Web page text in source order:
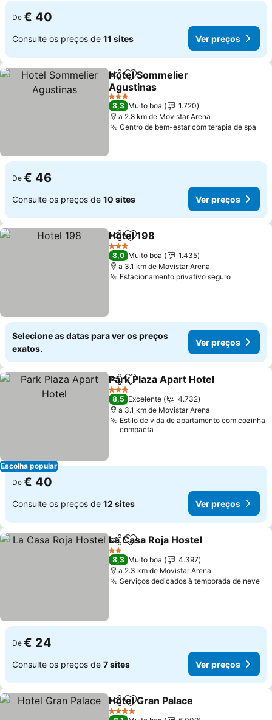
De € 40
Consulte os preços de 11 sites Ver preços
PartilharAdicionar aos favoritos
Hotel Sommelier
Agustinas
Ver preços
3 Estrelas
8,3 Muito boa
1.720
a 2.8 km de Movistar Arena
Centro de bem-estar com terapia de spa
De € 46
Consulte os preços de 10 sites Ver preços
PartilharAdicionar aos favoritos
Hotel 198
3 Estrelas
8,0 Muito boa
1.435
a 3.1 km de Movistar Arena
Estacionamento privativo seguroVer
Selecione as datas para ver os preços
exatos.
Ver preços
Escolha popular
PartilharAdicionar aos favoritos
Park Plaza Apart Hotel
3 Estrelas
8,5 Excelente
4.732
a 3.1 km de Movistar Arena
Estilo de vida de apartamento com cozinha
compacta
De € 40
Consulte os preços de 12 sites Ver preços
PartilharAdicionar aos favoritos
La Casa Roja Hostel
2 Estrelas
8,3 Muito boa
4.397
a 2.3 km de Movistar Arena
Serviços dedicados à temporada de neve
De € 24
Consulte os preços de 7 sites Ver preços
PartilharAdicionar aos favoritos
Hotel Gran Palace
4 Estrelas